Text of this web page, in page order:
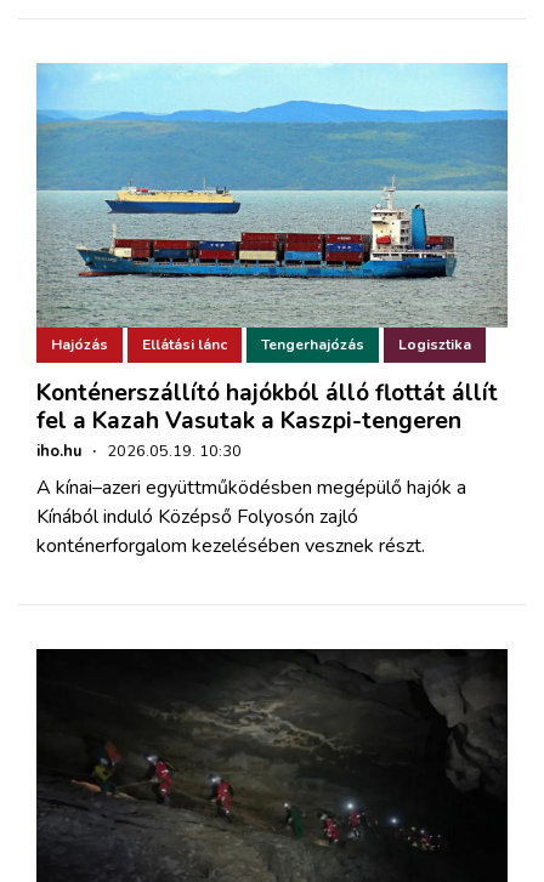
Hajózás Ellátási lánc Tengerhajózás Logisztika
Konténerszállító hajókból álló flottát állít
fel a Kazah Vasutak a Kaszpi-tengeren
iho.hu · 2026.05.19. 10:30
A kínai–azeri együttműködésben megépülő hajók a
Kínából induló Középső Folyosón zajló
konténerforgalom kezelésében vesznek részt.